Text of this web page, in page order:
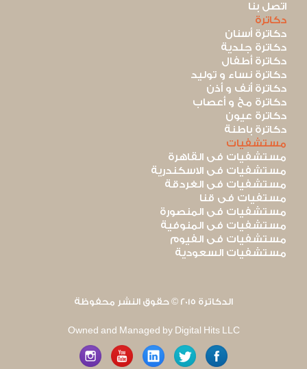
اتصل بنا
دكاترة
دكاترة أسنان
دكاترة جلدية
دكاترة أطفال
دكاترة نساء و توليد
دكاترة أنف و أذن
دكاترة مخ و أعصاب
دكاترة عيون
دكاترة باطنة
مستشفيات
مستشفيات فى القاهرة
مستشفيات فى الاسكندرية
مستشفيات فى الغردقة
مستفيات فى قنا
مستشفيات فى المنصورة
مستشفيات فى المنوفية
مستشفيات فى الفيوم
مستشفيات السعودية
الدكاترة 2015 © حقوق النشر محفوظة
Owned and Managed by Digital Hits LLC